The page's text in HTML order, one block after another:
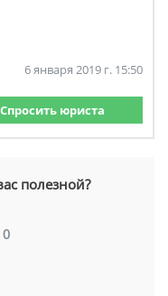
6 января 2019 г. 15:50
Спросить юриста
полезной?
0